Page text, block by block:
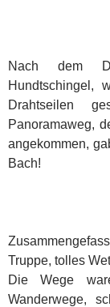
Nach dem
Hundtschingel,
Drahtseilen
Panoramaweg,
angekommen,
Bach!
Truppe, tolles
Die Wege
Wanderwege,